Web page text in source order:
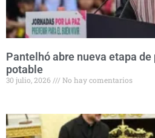
Pantelhó abre nueva etapa de
potable
30 julio, 2026 No hay comentarios